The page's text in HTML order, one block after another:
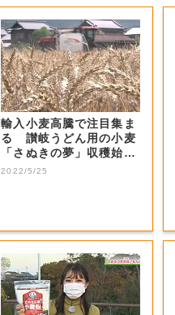
輸入小麦高騰で注目集ま
る 讃岐うどん用の小麦
「さぬきの夢」収穫始ま
る【香川・善通...
2022/5/25